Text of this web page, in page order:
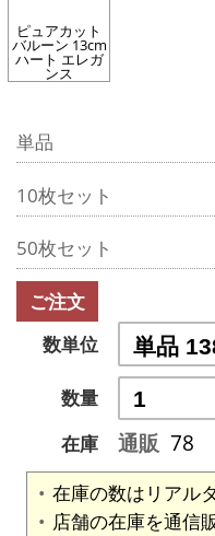
ピュアカット
バルーン 13cm
ハート エレガ
ンス
単品
10枚セット
50枚セット
ご注文
数単位
数量
在庫
通販 78
在庫の数はリアル
店舗の在庫を通信